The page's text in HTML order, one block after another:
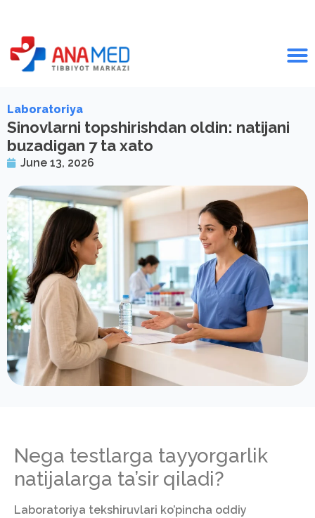
Laboratoriya
Sinovlarni topshirishdan oldin: natijani
buzadigan 7 ta xato
June 13, 2026
Nega testlarga tayyorgarlik
natijalarga ta’sir qiladi?
Laboratoriya tekshiruvlari ko’pincha oddiy